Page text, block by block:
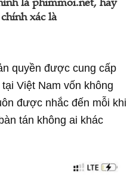
là phimmoi.net, hay
xác là
quyền được cung cấp
Việt Nam vốn không
được nhắc đến mỗi khi
tán không ai khác